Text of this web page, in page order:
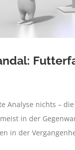
Analyse nichts –
in der
in der